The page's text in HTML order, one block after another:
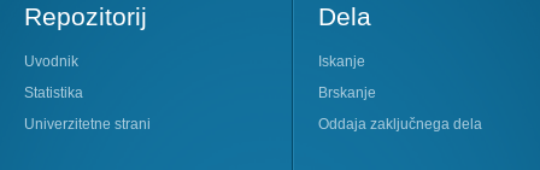
Repozitorij
Uvodnik
Statistika
Univerzitetne strani
Dela
Iskanje
Brskanje
Oddaja zaključnega dela